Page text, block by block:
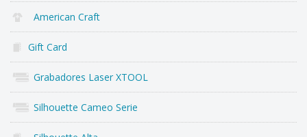
American Craft
Gift Card
Grabadores Laser XTOOL
Silhouette Cameo Serie